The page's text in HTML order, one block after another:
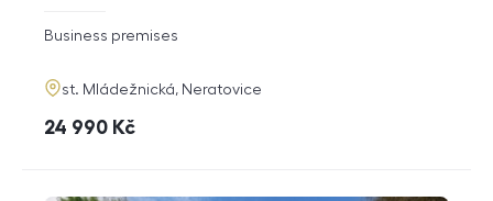
rozměry
disposition
Business premises
adresa
st. Mládežnická, Neratovice
cena
24 990 Kč